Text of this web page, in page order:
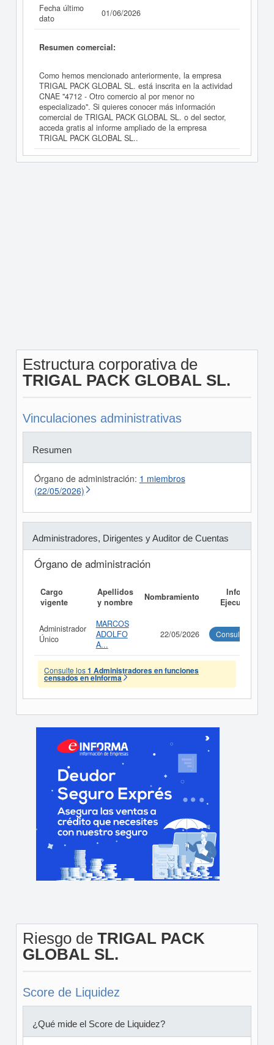
Fecha último
dato
01/06/2026
Resumen comercial:
Como hemos mencionado anteriormente, la empresa
TRIGAL PACK GLOBAL SL. está inscrita en la actividad
CNAE "4712 - Otro comercio al por menor no
especializado". Si quieres conocer más información
comercial de TRIGAL PACK GLOBAL SL. o del sector,
acceda gratis al informe ampliado de la empresa
TRIGAL PACK GLOBAL SL..
Estructura corporativa de
TRIGAL PACK GLOBAL SL.
Vinculaciones administrativas
Resumen
Órgano de administración: 1 miembros
(22/05/2026)
Administradores, Dirigentes y Auditor de Cuentas
Órgano de administración
Cargo
vigente
Apellidos
y nombre
Nombramiento
Informe
Ejecutivo
Administrador
Único
MARCOS
ADOLFO
A...
22/05/2026 Consultar
Consulte los1 Administradores en funciones
censados en eInforma
Riesgo de TRIGAL PACK
GLOBAL SL.
Score de Liquidez
¿Qué mide el Score de Liquidez?